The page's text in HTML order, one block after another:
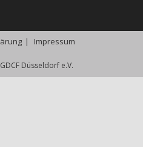
Impressum
Düsseldorf e.V.